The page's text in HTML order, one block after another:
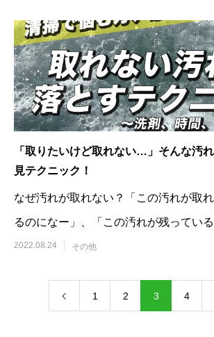
「取りたいけど取れない…」そんな汚
見テクニック！
なぜ汚れが取れない？「この汚れが取
るのになー」、「この汚れが残ってい
るかもしれない…」など、様々な悩みが
2022.08.24 その他
1 2 3 4